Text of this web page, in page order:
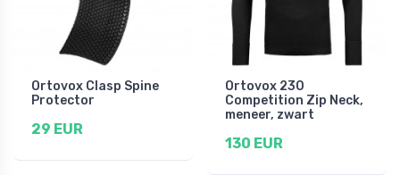
Ortovox Clasp Spine
Protector
29 EUR
Ortovox 230
Competition Zip Neck,
meneer, zwart
130 EUR